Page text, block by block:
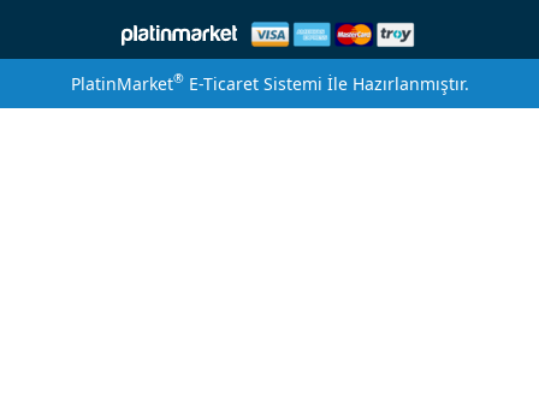
PlatinMarket®E-Ticaret Sistemi İle Hazırlanmıştır.